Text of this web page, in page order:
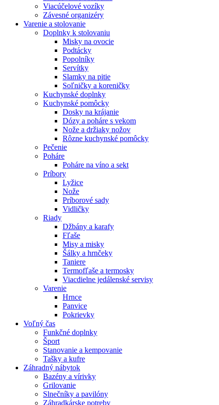
Viacúčelové vozíky
Závesné organizéry
Varenie a stolovanie
Doplnky k stolovaniu
Misky na ovocie
Podtácky
Popolníky
Servítky
Slamky na pitie
Soľničky a koreničky
Kuchynské doplnky
Kuchynské pomôcky
Dosky na krájanie
Dózy a poháre s vekom
Nože a držiaky nožov
Rôzne kuchynské pomôcky
Pečenie
Poháre
Poháre na víno a sekt
Príbory
Lyžice
Nože
Príborové sady
Vidličky
Riady
Džbány a karafy
Fľaše
Misy a misky
Šálky a hrnčeky
Taniere
Termofľaše a termosky
Viacdielne jedálenské servisy
Varenie
Hrnce
Panvice
Pokrievky
Voľný čas
Funkčné doplnky
Šport
Stanovanie a kempovanie
Tašky a kufre
Záhradný nábytok
Bazény a vírivky
Grilovanie
Slnečníky a pavilóny
Záhradkárske potreby